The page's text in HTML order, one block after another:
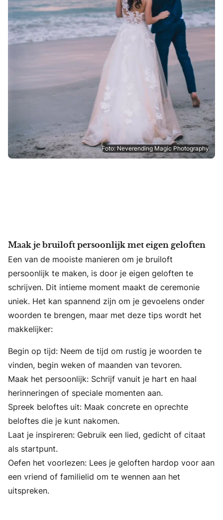
Foto: Neverending Magic Photography
Maak je bruiloft persoonlijk met eigen geloften
Een van de mooiste manieren om je bruiloft
persoonlijk te maken, is door je eigen geloften te
schrijven. Dit intieme moment maakt de ceremonie
uniek. Het kan spannend zijn om je gevoelens onder
woorden te brengen, maar met deze tips wordt het
makkelijker:
Begin op tijd: Neem de tijd om rustig je woorden te
vinden, begin weken of maanden van tevoren.
Maak het persoonlijk: Schrijf vanuit je hart en haal
herinneringen of speciale momenten aan.
Spreek beloftes uit: Maak concrete en oprechte
beloftes die je kunt nakomen.
Laat je inspireren: Gebruik een lied, gedicht of citaat
als startpunt.
Oefen het voorlezen: Lees je geloften hardop voor aan
een vriend of familielid om te wennen aan het
uitspreken.